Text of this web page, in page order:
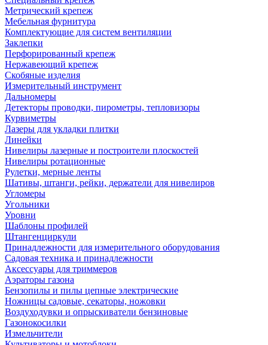
Метрический крепеж
Мебельная фурнитура
Комплектующие для систем вентиляции
Заклепки
Перфорированный крепеж
Нержавеющий крепеж
Скобяные изделия
Измерительный инструмент
Дальномеры
Детекторы проводки, пирометры, тепловизоры
Курвиметры
Лазеры для укладки плитки
Линейки
Нивелиры лазерные и построители плоскостей
Нивелиры ротационные
Рулетки, мерные ленты
Шативы, штанги, рейки, держатели для нивелиров
Угломеры
Угольники
Уровни
Шаблоны профилей
Штангенциркули
Принадлежности для измерительного оборудования
Садовая техника и принадлежности
Аксессуары для триммеров
Аэраторы газона
Бензопилы и пилы цепные электрические
Ножницы садовые, секаторы, ножовки
Воздуходувки и опрыскиватели бензиновые
Газонокосилки
Измельчители